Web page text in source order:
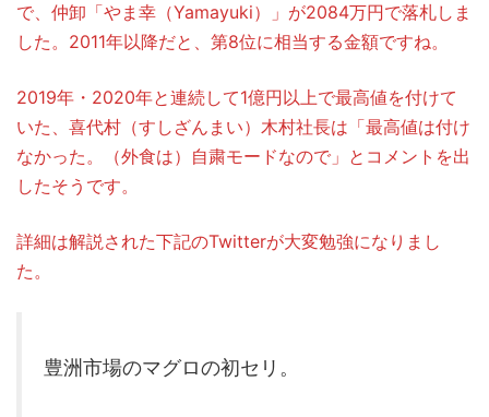
で、仲卸「やま幸（Yamayuki）」が2084万円で落札しま
した。2011年以降だと、第8位に相当する金額ですね。
2019年・2020年と連続して1億円以上で最高値を付けて
いた、喜代村（すしざんまい）木村社長は「最高値は付け
なかった。（外食は）自粛モードなので」とコメントを出
したそうです。
詳細は解説された下記のTwitterが大変勉強になりまし
た。
豊洲市場のマグロの初セリ。